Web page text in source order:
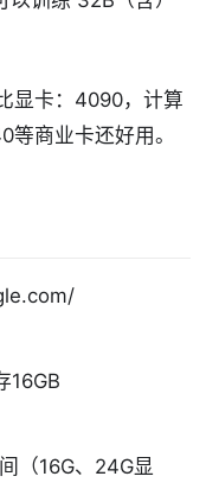
显卡：4090，计算
商业卡还好用。
16GB
（16G、24G显